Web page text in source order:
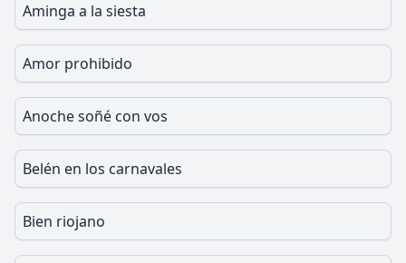
Aminga a la siesta
Amor prohibido
Anoche soñé con vos
Belén en los carnavales
Bien riojano